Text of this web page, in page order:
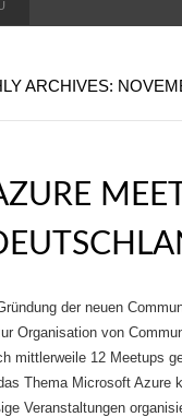
ARCHIVES:
der neuen
Organisation von
mittlerweile 12 Meetups
Thema Microsoft Azure
Veranstaltungen